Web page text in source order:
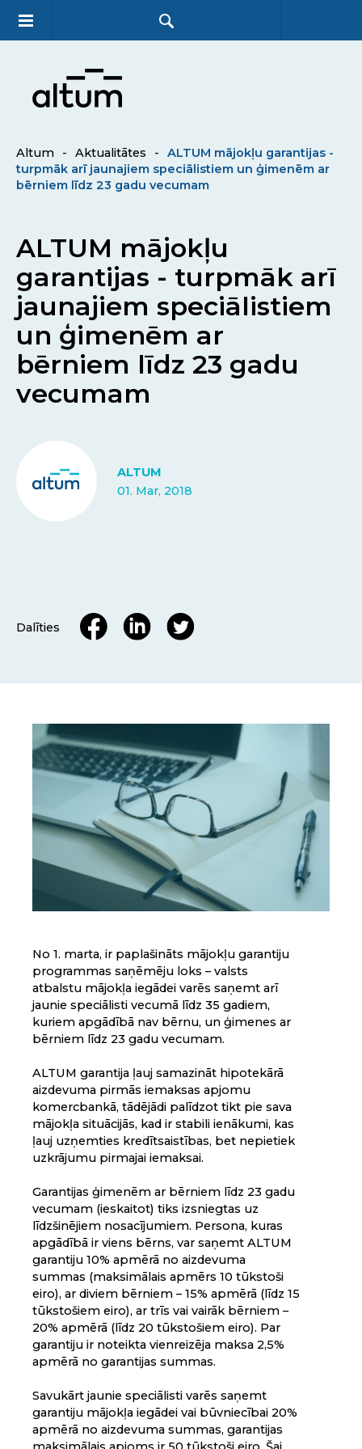
Altum - Aktualitātes -
ALTUM mājokļu garantijas -
turpmāk arī jaunajiem speciālistiem un ģimenēm ar
bērniem līdz 23 gadu vecumam
ALTUM mājokļu
garantijas - turpmāk arī
jaunajiem speciālistiem
un ģimenēm ar
bērniem līdz 23 gadu
vecumam
ALTUM
01. Mar, 2018
Dalīties
No 1. marta, ir paplašināts mājokļu garantiju
programmas saņēmēju loks – valsts
atbalstu mājokļa iegādei varēs saņemt arī
jaunie speciālisti vecumā līdz 35 gadiem,
kuriem apgādībā nav bērnu, un ģimenes ar
bērniem līdz 23 gadu vecumam.
ALTUM garantija ļauj samazināt hipotekārā
aizdevuma pirmās iemaksas apjomu
komercbankā, tādējādi palīdzot tikt pie sava
mājokļa situācijās, kad ir stabili ienākumi, kas
ļauj uzņemties kredītsaistības, bet nepietiek
uzkrājumu pirmajai iemaksai.
Garantijas ģimenēm ar bērniem līdz 23 gadu
vecumam (ieskaitot) tiks izsniegtas uz
līdzšinējiem nosacījumiem. Persona, kuras
apgādībā ir viens bērns, var saņemt ALTUM
garantiju 10% apmērā no aizdevuma
summas (maksimālais apmērs 10 tūkstoši
eiro), ar diviem bērniem – 15% apmērā (līdz 15
tūkstošiem eiro), ar trīs vai vairāk bērniem –
20% apmērā (līdz 20 tūkstošiem eiro). Par
garantiju ir noteikta vienreizēja maksa 2,5%
apmērā no garantijas summas.
Savukārt jaunie speciālisti varēs saņemt
garantiju mājokļa iegādei vai būvniecībai 20%
apmērā no aizdevuma summas, garantijas